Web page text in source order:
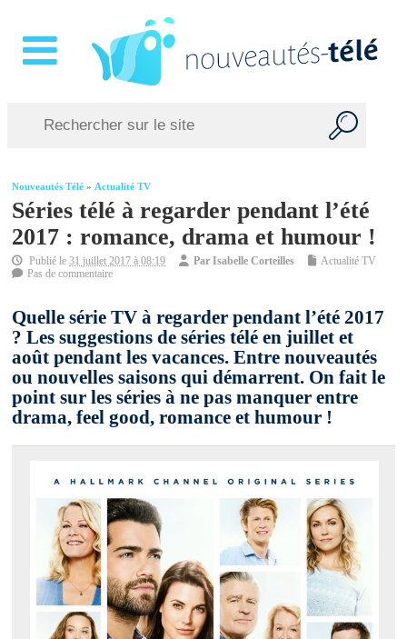
Nouveautés Télé »Actualité TV
Séries télé à regarder pendant l’été
2017 : romance, drama et humour !
Publié le31 juillet 2017 à 08:19 ParIsabelle Corteilles
Actualité TV
Pas de commentaire
Quelle série TV à regarder pendant l’été 2017
? Les suggestions de séries télé en juillet et
août pendant les vacances. Entre nouveautés
ou nouvelles saisons qui démarrent. On fait le
point sur les séries à ne pas manquer entre
drama, feel good, romance et humour !